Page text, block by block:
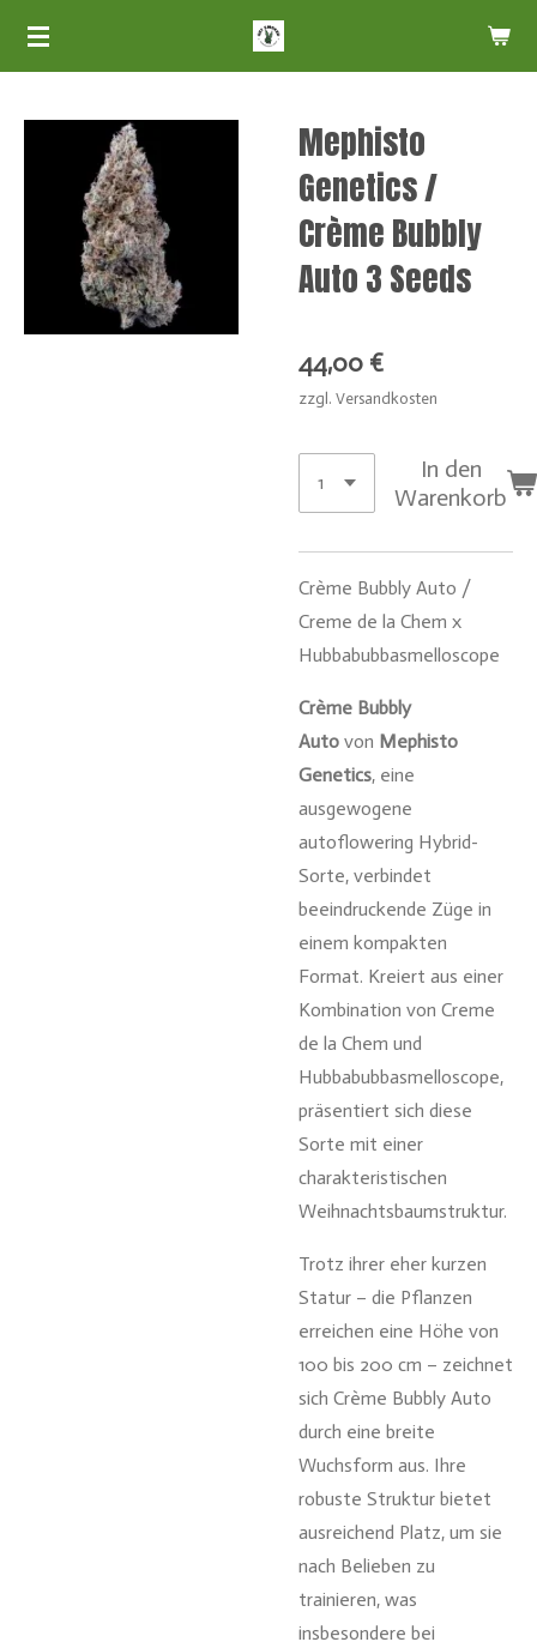
Zum
Mephisto
Genetics /
Crème Bubbly
Auto 3 Seeds
44,00 €
zzgl. Versandkosten
In den
Warenkorb
Crème Bubbly Auto /
Creme de la Chem x
Hubbabubbasmelloscope
Crème Bubbly
Auto von Mephisto
Genetics, eine
ausgewogene
autoflowering Hybrid-
Sorte, verbindet
beeindruckende Züge in
einem kompakten
Format. Kreiert aus einer
Kombination von Creme
de la Chem und
Hubbabubbasmelloscope,
präsentiert sich diese
Sorte mit einer
charakteristischen
Weihnachtsbaumstruktur.
Trotz ihrer eher kurzen
Statur – die Pflanzen
erreichen eine Höhe von
100 bis 200 cm – zeichnet
sich Crème Bubbly Auto
durch eine breite
Wuchsform aus. Ihre
robuste Struktur bietet
ausreichend Platz, um sie
nach Belieben zu
trainieren, was
insbesondere bei